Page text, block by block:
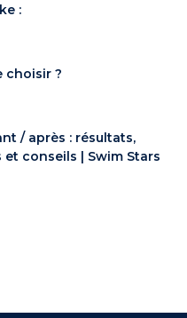
:
choisir ?
/ après : résultats,
conseils | Swim Stars